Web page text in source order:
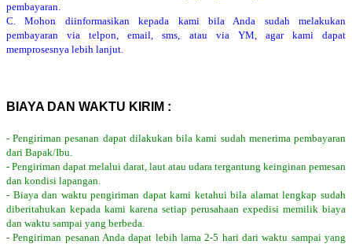
pembayaran.
C. Mohon diinformasikan kepada kami bila Anda sudah melakukan
pembayaran via telpon, email, sms, atau via YM, agar kami dapat
memprosesnya lebih lanjut.
BIAYA DAN WAKTU KIRIM :
- Pengiriman pesanan dapat dilakukan bila kami sudah menerima pembayaran
dari Bapak/Ibu.
- Pengiriman dapat melalui darat, laut atau udara tergantung keinginan pemesan
dan kondisi lapangan.
- Biaya dan waktu pengiriman dapat kami ketahui bila alamat lengkap sudah
diberitahukan kepada kami karena setiap perusahaan expedisi memilik biaya
dan waktu sampai yang berbeda.
- Pengiriman pesanan Anda dapat lebih lama 2-5 hari dari waktu sampai yang